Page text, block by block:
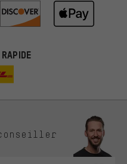
afficherons des offres plus